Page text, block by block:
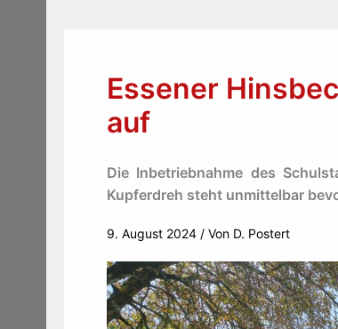
Essener
auf
Die Inbetriebnahme des
Kupferdreh steht unmittelbar
9. August 2024 / Von D. Postert